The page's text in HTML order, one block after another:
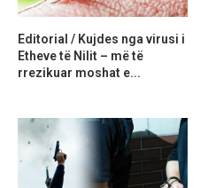
Editorial / Kujdes nga virusi i
Etheve të Nilit – më të
rrezikuar moshat e...